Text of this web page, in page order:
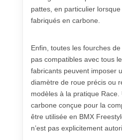
pattes, en particulier
fabriqués en carbone.
Enfin, toutes les fourches
pas compatibles avec tous
fabricants peuvent imposer
diamètre de roue précis ou
modèles à la pratique Race.
carbone conçue pour la
être utilisée en BMX
n’est pas explicitement